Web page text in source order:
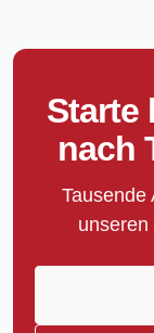
Starte
nach
Tausende